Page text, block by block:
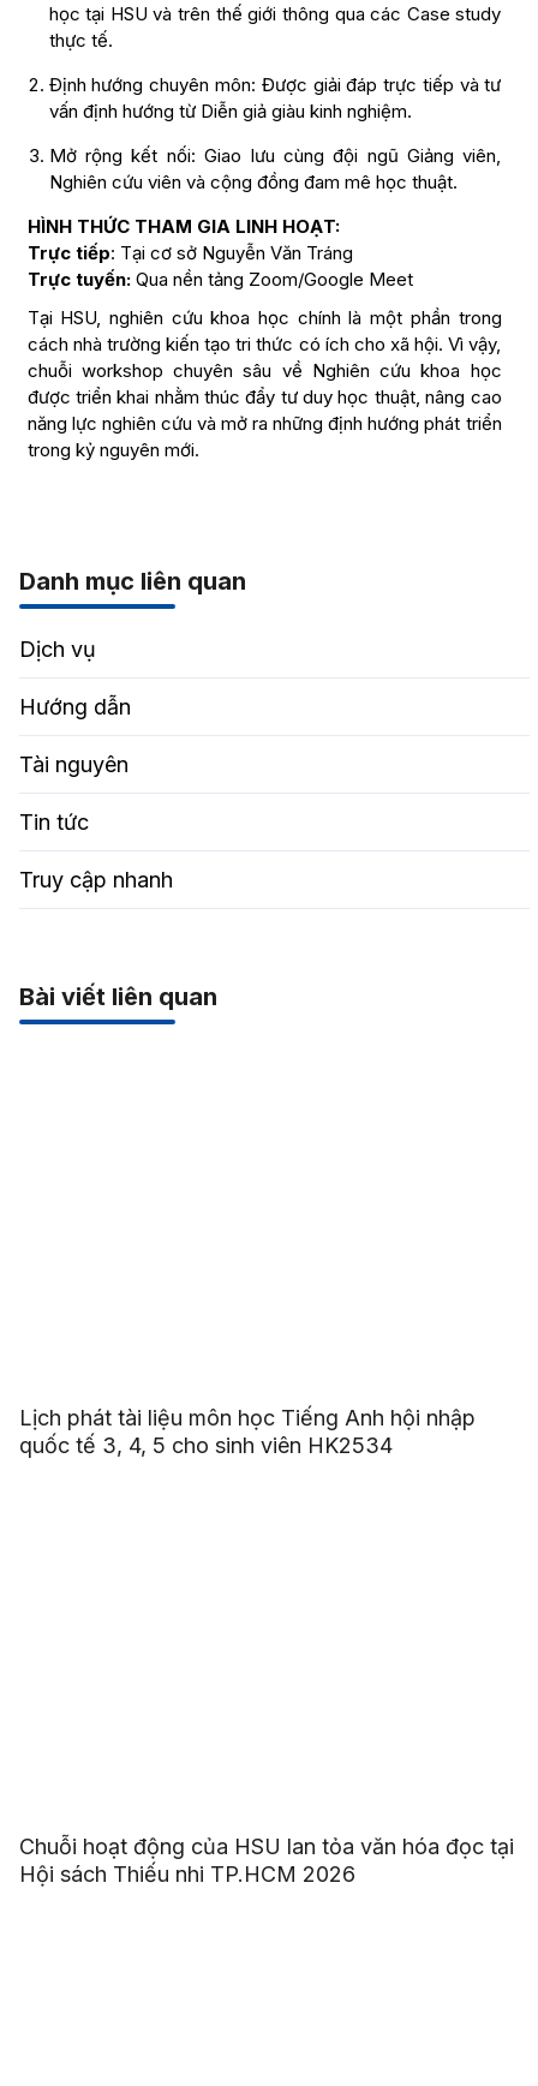
học tại HSU và trên thế giới thông qua các Case study
thực tế.
Định hướng chuyên môn: Được giải đáp trực tiếp và tư
vấn định hướng từ Diễn giả giàu kinh nghiệm.
Mở rộng kết nối: Giao lưu cùng đội ngũ Giảng viên,
Nghiên cứu viên và cộng đồng đam mê học thuật.
HÌNH THỨC THAM GIA LINH HOẠT:
Trực tiếp: Tại cơ sở Nguyễn Văn Tráng
Trực tuyến:Qua nền tảng Zoom/Google Meet
Tại HSU, nghiên cứu khoa học chính là một phần trong
cách nhà trường kiến tạo tri thức có ích cho xã hội. Vì vậy,
chuỗi workshop chuyên sâu về Nghiên cứu khoa học
được triển khai nhằm thúc đẩy tư duy học thuật, nâng cao
năng lực nghiên cứu và mở ra những định hướng phát triển
trong kỷ nguyên mới.
Danh mục liên quan
Dịch vụ
Hướng dẫn
Tài nguyên
Tin tức
Truy cập nhanh
Bài viết liên quan
Lịch phát tài liệu môn học Tiếng Anh hội nhập
quốc tế 3, 4, 5 cho sinh viên HK2534
Chuỗi hoạt động của HSU lan tỏa văn hóa đọc tại
Hội sách Thiếu nhi TP.HCM 2026